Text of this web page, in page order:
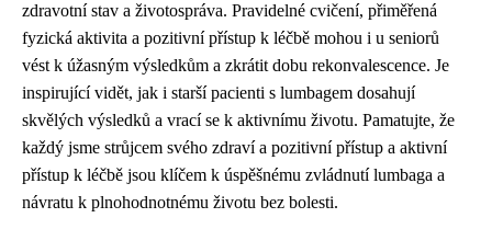
zdravotní stav a životospráva. Pravidelné cvičení, přiměřená
fyzická aktivita a pozitivní přístup k léčbě mohou i u seniorů
vést k úžasným výsledkům a zkrátit dobu rekonvalescence. Je
inspirující vidět, jak i starší pacienti s lumbagem dosahují
skvělých výsledků a vrací se k aktivnímu životu. Pamatujte, že
každý jsme strůjcem svého zdraví a pozitivní přístup a aktivní
přístup k léčbě jsou klíčem k úspěšnému zvládnutí lumbaga a
návratu k plnohodnotnému životu bez bolesti.